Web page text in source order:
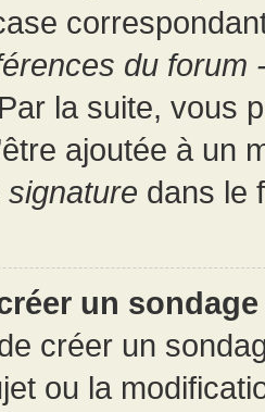
du forum
la suite, vous
ajoutée à un
dans le
un
créer un
ou la